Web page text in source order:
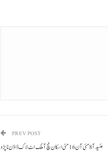
PREV POST
عئید آ 8 مئی آن 16 مئی اسکان مچ آ ملک اٹ لاک ڈاؤن نا پڑو